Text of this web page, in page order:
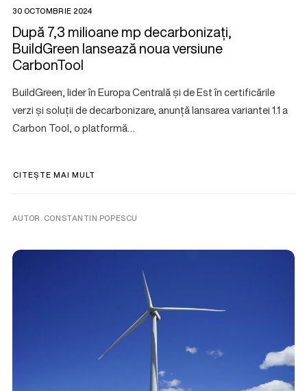
30 OCTOMBRIE 2024
După 7,3 milioane mp decarbonizați,
BuildGreen lansează noua versiune
CarbonTool
BuildGreen, lider în Europa Centrală și de Est în certificările
verzi și soluții de decarbonizare, anunță lansarea variantei 1.1 a
Carbon Tool, o platformă…
CITEȘTE MAI MULT
AUTOR. CONSTANTIN POPESCU